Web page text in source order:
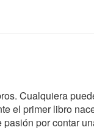
Cualquiera
el primer libro
por contar